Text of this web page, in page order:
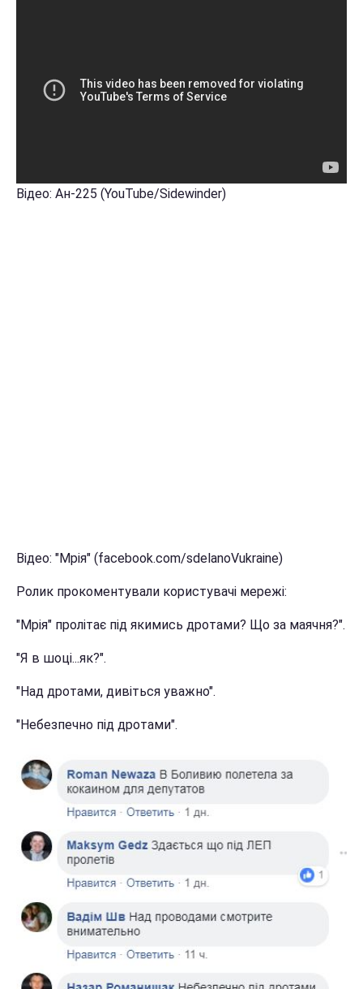
Відео: Ан-225 (YouTube/Sidewinder)
Відео: "Мрія" (facebook.com/sdelanoVukraine)
Ролик прокоментували користувачі мережі:
"Мрія" пролітає під якимись дротами? Що за маячня?".
"Я в шоці...як?".
"Над дротами, дивіться уважно".
"Небезпечно під дротами".